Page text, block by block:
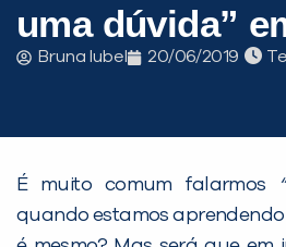
uma dúvida”
Bruna Iubel 20/06/2019
É muito comum falarmos
quando estamos